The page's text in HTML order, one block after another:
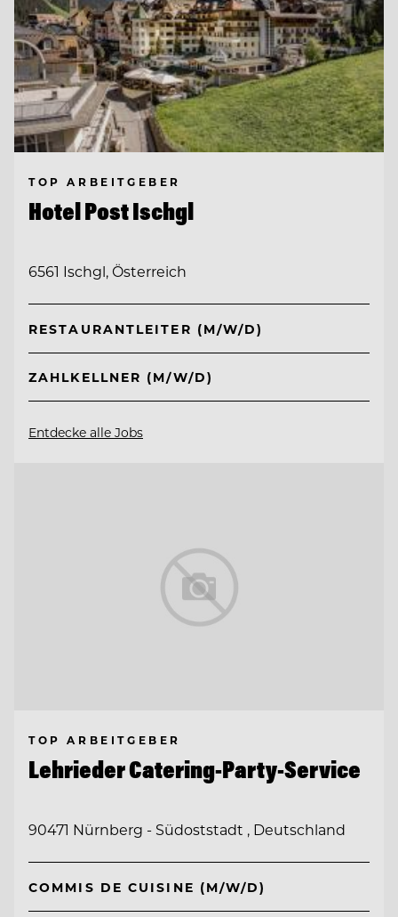
TOP ARBEITGEBER
Hotel Post Ischgl
6561 Ischgl, Österreich
RESTAURANTLEITER (M/W/D)
ZAHLKELLNER (M/W/D)
Entdecke alle Jobs
TOP ARBEITGEBER
Lehrieder Catering-Party-Service
90471 Nürnberg - Südoststadt , Deutschland
COMMIS DE CUISINE (M/W/D)